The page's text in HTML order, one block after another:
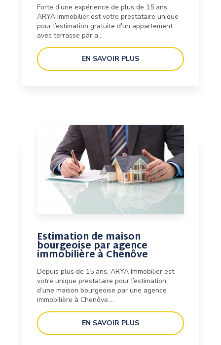
Forte d’une expérience de plus de 15 ans,
ARYA Immobilier est votre prestataire unique
pour l’estimation gratuite d'un appartement
avec terrasse par a...
EN SAVOIR PLUS
Estimation de maison
bourgeoise par agence
immobilière à Chenôve
Depuis plus de 15 ans, ARYA Immobilier est
votre unique prestataire pour l’estimation
d’une maison bourgeoise par une agence
immobilière à Chenôve....
EN SAVOIR PLUS